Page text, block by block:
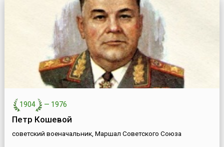
1904 — 1976
Петр Кошевой
советский военачальник, Маршал Советского Союза